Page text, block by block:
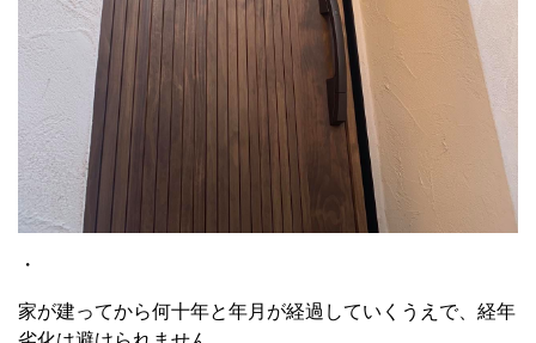
・
家が建ってから何十年と年月が経過していくうえで、経年